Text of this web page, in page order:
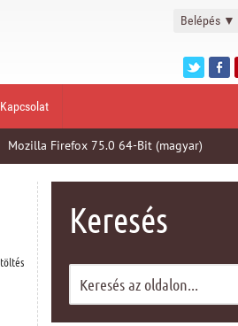
Belépés ▼
Kapcsolat
Mozilla Firefox 75.0 64-Bit (magyar)
Keresés